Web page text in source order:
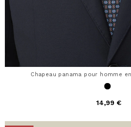
Chapeau panama pour homme
14,99 €